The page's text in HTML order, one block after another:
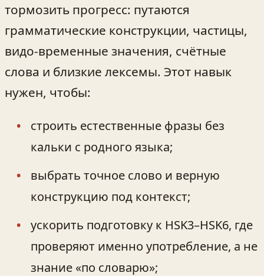
тормозить прогресс: путаются
грамматические конструкции, частицы,
видо-временные значения, счётные
слова и близкие лексемы. Этот навык
нужен, чтобы:
строить естественные фразы без
кальки с родного языка;
выбрать точное слово и верную
конструкцию под контекст;
ускорить подготовку к HSK3–HSK6, где
проверяют именно употребление, а не
знание «по словарю»;